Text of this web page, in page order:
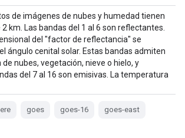
de imágenes de nubes y humedad tienen
km. Las bandas del 1 al 6 son reflectantes.
del "factor de reflectancia" se
ángulo cenital solar. Estas bandas admiten
nubes, vegetación, nieve o hielo, y
del 7 al 16 son emisivas. La temperatura
goes goes-16 goes-east